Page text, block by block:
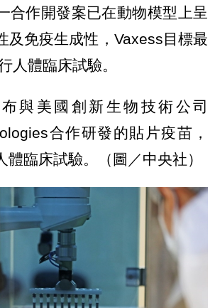
合作開發案已在動物模型上呈
及免疫生成性，Vaxess目標最
人體臨床試驗。
與美國創新生物技術公司
合作研發的貼片疫苗，
體臨床試驗。（圖／中央社）